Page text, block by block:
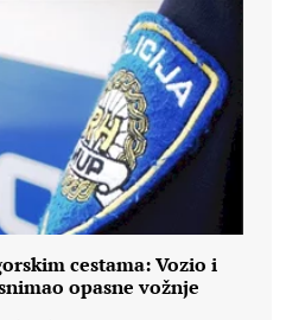
cestama: Vozio i
opasne vožnje